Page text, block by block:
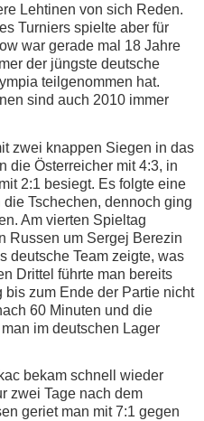
Lehtinen von sich Reden.
Turniers spielte aber für
war gerade mal 18 Jahre
der jüngste deutsche
teilgenommen hat.
sind auch 2010 immer
zwei knappen Siegen in das
die Österreicher mit 4:3, in
2:1 besiegt. Es folgte eine
Tschechen, dennoch ging
Am vierten Spieltag
Russen um Sergej Berezin
deutsche Team zeigte, was
Drittel führte man bereits
bis zum Ende der Partie nicht
60 Minuten und die
im deutschen Lager
bekam schnell wieder
zwei Tage nach dem
geriet man mit 7:1 gegen